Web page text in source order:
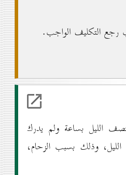
رجع التكليف الواجب.
الليل بساعة ولم يدرك
وذلك بسبب الزحام،